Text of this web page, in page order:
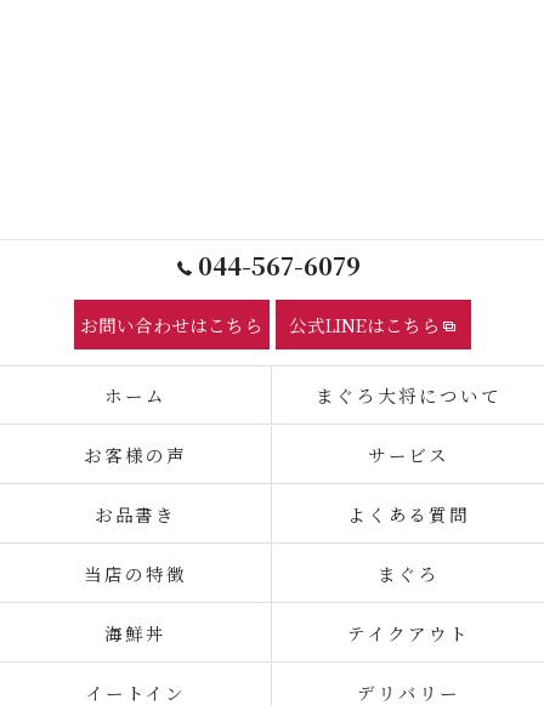
044-567-6079
お問い合わせはこちら 公式LINEはこちら
ホーム まぐろ大将について
お客様の声 サービス
お品書き よくある質問
当店の特徴 まぐろ
海鮮丼 テイクアウト
イートイン デリバリー